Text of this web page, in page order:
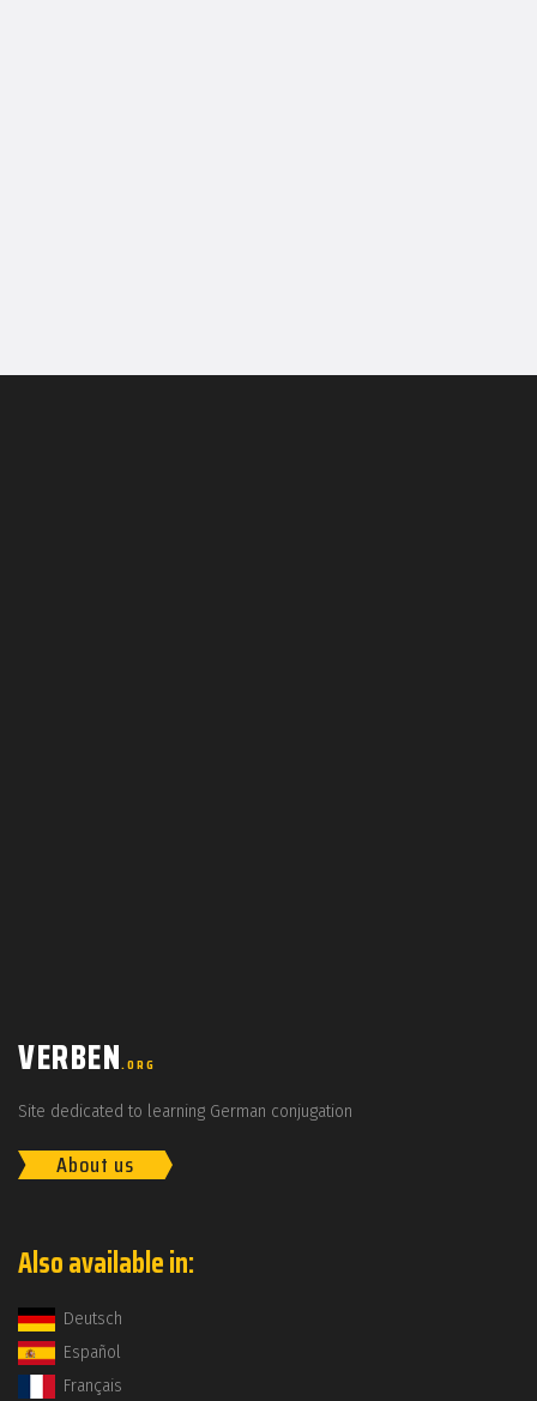
VERBEN.ORG
Site dedicated to learning German conjugation
About us
Also available in:
Deutsch
Español
Français